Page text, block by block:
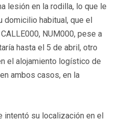
lesión en la rodilla, lo que le
domicilio habitual, que el
NUM000, pese a
hasta el 5 de abril, otro
el alojamiento logístico de
ambos casos, en la
intentó su localización en el